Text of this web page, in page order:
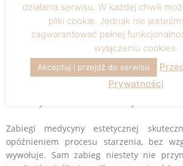
Na pewno zauważyłaś, że każdy z nas
i w innym tempie. Wpływają na to
odpowiedzialne za wiek naszej skóry:
Starzenie endogenne – związane
genetycznymi
Starzenie egzogenne –
Zabiegi medycyny estetycznej
opóźnieniem procesu starzenia, bez
wywołuje. Sam zabieg niestety nie
działania serwisu. W każdej chwili
pliki cookie. Jednak nie
zagwarantować pełnej
wyłączeniu cookies.
Akceptuj i przejdź do serwisu
Prywatności